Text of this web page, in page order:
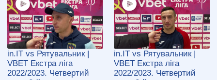
in.IT vs Рятувальник |
VBET Екстра ліга
2022/2023. Четвертий
in.IT vs Рятувальник |
VBET Екстра ліга
2022/2023. Четвертий